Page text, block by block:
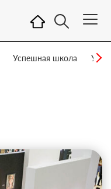
Успешная школа